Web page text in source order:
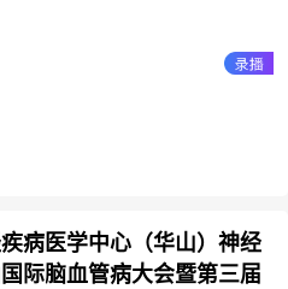
病医学中心（华山）神经
际脑血管病大会暨第三届